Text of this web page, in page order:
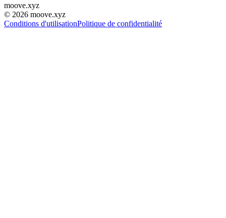
moove.xyz
© 2026 moove.xyz
Conditions d'utilisationPolitique de confidentialité